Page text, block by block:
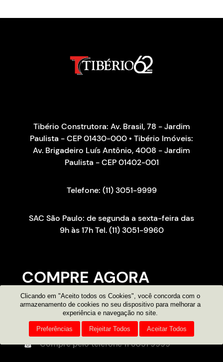
COMPRE AGORA
Consultor on-line
Atendimento por e-mail
Compre pelo telefone11 3051 9999
Tibério Construtora: Av. Brasil, 78 - Jardim
Paulista - CEP 01430-000 • Tibério Imóveis:
Av. Brigadeiro Luís Antônio, 4008 - Jardim
Paulista - CEP 01402-001
Telefone: (11) 3051-9999
SAC São Paulo: de segunda a sexta-feira das
9h às 17h Tel. (11) 3051-9960
Clicando em "Aceito todos os Cookies", você concorda com o
armazenamento de cookies no seu dispositivo para melhorar a
experiência e navegação no site.
Preferências Rejeitar Todos Aceitar Todos